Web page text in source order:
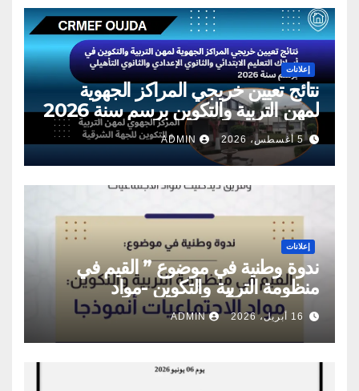
إعلانات
نتائج تعيين خريجي المراكز الجهوية
لمهن التربية والتكوين برسم سنة 2026
5 أغسطس، 2026 ADMIN
إعلانات
ندوة وطنية في موضوع ” القيم في
منظومة التربية والتكوين -مواد
الاجتماعيات أنموذجا”
16 أبريل، 2026 ADMIN